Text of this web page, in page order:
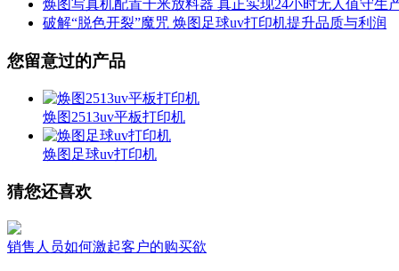
焕图写真机配置千米放料器 真正实现24小时无人值守生
破解“脱色开裂”魔咒 焕图足球uv打印机提升品质与利润
您留意过的产品
焕图2513uv平板打印机
焕图足球uv打印机
猜您还喜欢
销售人员如何激起客户的购买欲